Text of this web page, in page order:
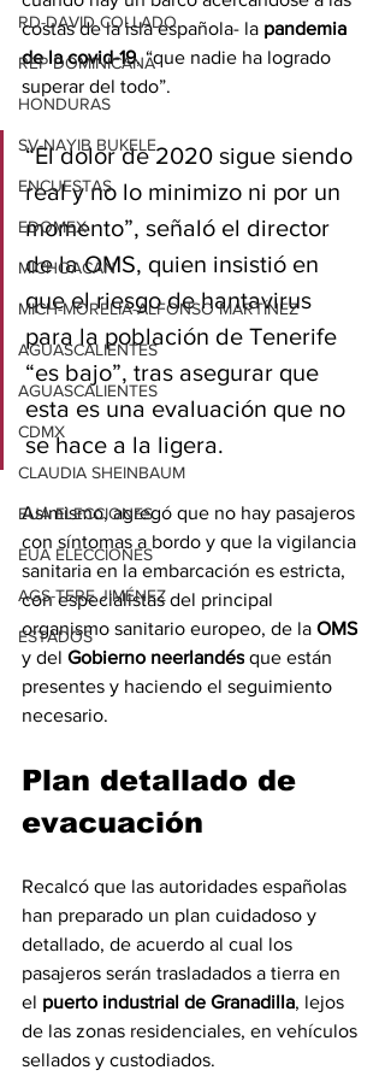
RD-DAVID COLLADO
REP DOMINICANA
HONDURAS
SV-NAYIB BUKELE
ENCUESTAS
EDOMEX
MICHOACÁN
MICH-MORELIA-ALFONSO MARTÍNEZ
AGUASCALIENTES
AGUASCALIENTES
CDMX
CLAUDIA SHEINBAUM
EUA ELECCIONES
EUA ELECCIONES
AGS-TERE JIMÉNEZ
ESTADOS
costas de la isla española- la pandemia
de la covid-19, “que nadie ha logrado
superar del todo”.
“El dolor de 2020 sigue siendo
real y no lo minimizo ni por un
momento”, señaló el director
de la OMS, quien insistió en
que el riesgo de hantavirus
para la población de Tenerife
“es bajo”, tras asegurar que
esta es una evaluación que no
se hace a la ligera.
Asimismo, agregó que no hay pasajeros
con síntomas a bordo y que la vigilancia
sanitaria en la embarcación es estricta,
con especialistas del principal
organismo sanitario europeo, de la OMS
y del Gobierno neerlandés que están
presentes y haciendo el seguimiento
necesario.
Plan detallado de
evacuación
Recalcó que las autoridades españolas
han preparado un plan cuidadoso y
detallado, de acuerdo al cual los
pasajeros serán trasladados a tierra en
el puerto industrial de Granadilla, lejos
de las zonas residenciales, en vehículos
sellados y custodiados.